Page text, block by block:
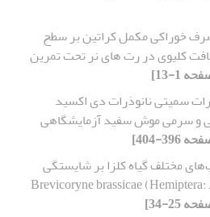
خوراکی مکمل کراتین بر سطح
سمیتی نانوذرات دی اکسید
مختلف گیاه کلزا بر شایستگی